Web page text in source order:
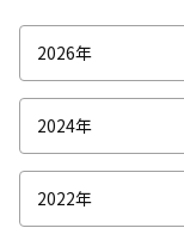
2026年
2024年
2022年